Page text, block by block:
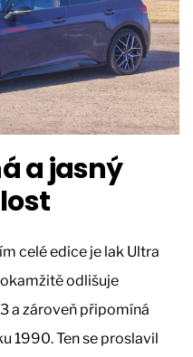
a jasný
celé edice je lak Ultra
odlišuje
a zároveň připomíná
1990. Ten se proslavil